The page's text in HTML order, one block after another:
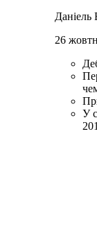
Даніель
26
У